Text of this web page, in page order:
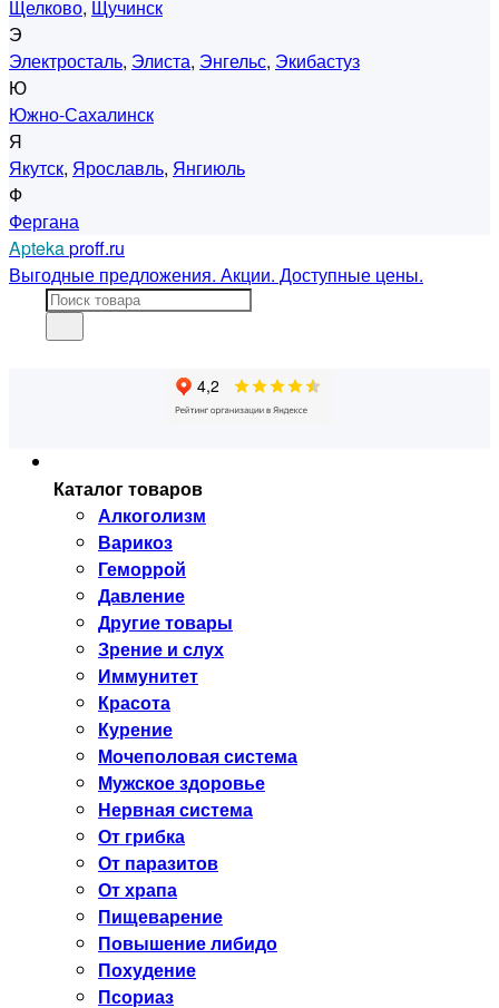
Щелково, Щучинск
Э
Электросталь, Элиста, Энгельс, Экибастуз
Ю
Южно-Сахалинск
Я
Якутск, Ярославль, Янгиюль
Ф
Фергана
Aptekaproff.ru
Выгодные предложения. Акции. Доступные цены.
Каталог товаров
Алкоголизм
Варикоз
Геморрой
Давление
Другие товары
Зрение и слух
Иммунитет
Красота
Курение
Мочеполовая система
Мужское здоровье
Нервная система
От грибка
От паразитов
От храпа
Пищеварение
Повышение либидо
Похудение
Псориаз